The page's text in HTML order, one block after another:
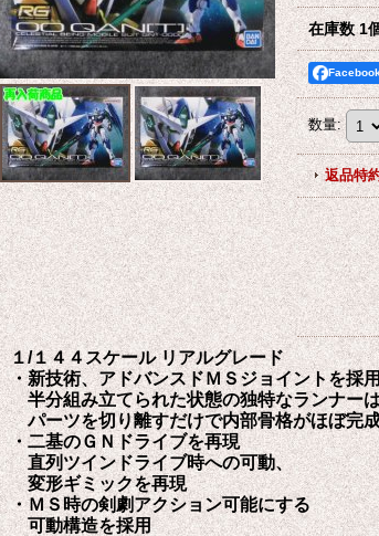
在庫数 1
数量:
返品特
１/１４４スケール リアルグレード
・新技術、アドバンスドＭＳジョイントを採
半分組み立てられた状態の独特なランナー
パーツを切り離すだけで内部骨格がほぼ完
・二基のＧＮドライブを再現
直列ツインドライブ時への可動、
変形ギミックを再現
・ＭＳ時の剣劇アクション可能にする
可動構造を採用